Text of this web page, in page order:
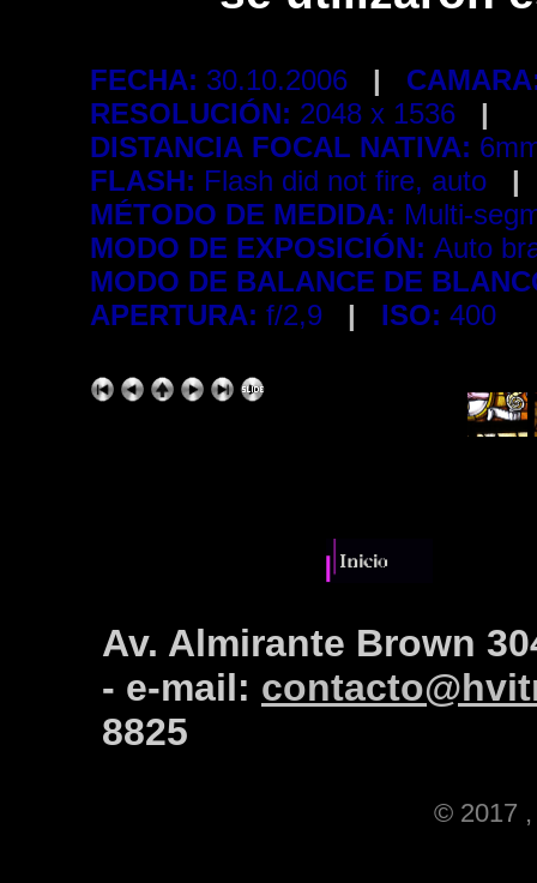
FECHA: 30.10.2006 |
RESOLUCIÓN: 2048 x 1536
|
DISTANCIA FOCAL NATIVA:
FLASH: Flash did not fire, auto
|
MÉTODO DE MEDIDA: Multi-
MODO DE EXPOSICIÓN: Auto
MODO DE BALANCE DE
APERTURA: f/2,9 | ISO: 400
Av. Almirante Brown
- e-mail:
8825
© 2017 ,